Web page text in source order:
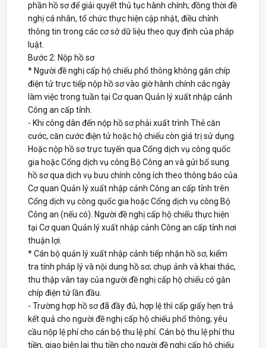
phần hồ sơ để giải quyết thủ tục hành chính; đồng thời đề
nghị cá nhân, tổ chức thực hiện cập nhật, điều chỉnh
thông tin trong các cơ sở dữ liệu theo quy định của pháp
luật.
Bước 2: Nộp hồ sơ
* Người đề nghị cấp hộ chiếu phổ thông không gắn chíp
điện tử trực tiếp nộp hồ sơ vào giờ hành chính các ngày
làm việc trong tuần tại Cơ quan Quản lý xuất nhập cảnh
Công an cấp tỉnh.
- Khi công dân đến nộp hồ sơ phải xuất trình Thẻ căn
cước, căn cước điện tử hoặc hộ chiếu còn giá trị sử dụng.
Hoặc nộp hồ sơ trực tuyến qua Cổng dịch vụ công quốc
gia hoặc Cổng dịch vụ công Bộ Công an và gửi bổ sung
hồ sơ qua dịch vụ bưu chính công ích theo thông báo của
Cơ quan Quản lý xuất nhập cảnh Công an cấp tỉnh trên
Cổng dịch vụ công quốc gia hoặc Cổng dịch vụ công Bộ
Công an (nếu có). Người đề nghị cấp hộ chiếu thực hiện
tại Cơ quan Quản lý xuất nhập cảnh Công an cấp tỉnh nơi
thuận lợi.
* Cán bộ quản lý xuất nhập cảnh tiếp nhận hồ sơ, kiểm
tra tính pháp lý và nội dung hồ sơ; chụp ảnh và khai thác,
thu thập vân tay của người đề nghị cấp hộ chiếu có gắn
chíp điện tử lần đầu.
- Trường hợp hồ sơ đã đầy đủ, hợp lệ thì cấp giấy hẹn trả
kết quả cho người đề nghị cấp hộ chiếu phổ thông; yêu
cầu nộp lệ phí cho cán bộ thu lệ phí. Cán bộ thu lệ phí thu
tiền, giao biên lai thu tiền cho người đề nghị cấp hộ chiếu